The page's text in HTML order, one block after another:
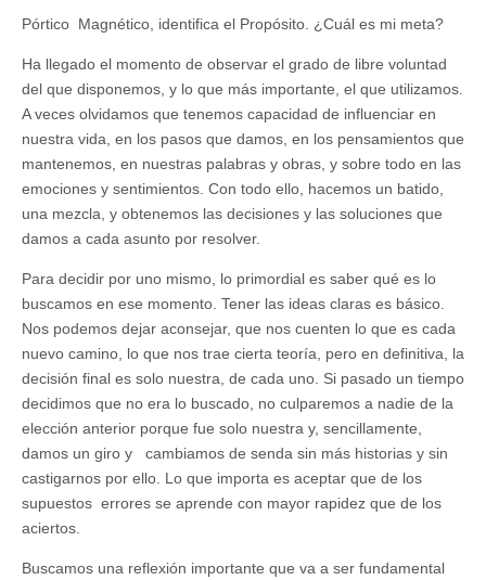
Pórtico Magnético, identifica el Propósito. ¿Cuál es mi meta?
Ha llegado el momento de observar el grado de libre voluntad
del que disponemos, y lo que más importante, el que utilizamos.
A veces olvidamos que tenemos capacidad de influenciar en
nuestra vida, en los pasos que damos, en los pensamientos que
mantenemos, en nuestras palabras y obras, y sobre todo en las
emociones y sentimientos. Con todo ello, hacemos un batido,
una mezcla, y obtenemos las decisiones y las soluciones que
damos a cada asunto por resolver.
Para decidir por uno mismo, lo primordial es saber qué es lo
buscamos en ese momento. Tener las ideas claras es básico.
Nos podemos dejar aconsejar, que nos cuenten lo que es cada
nuevo camino, lo que nos trae cierta teoría, pero en definitiva, la
decisión final es solo nuestra, de cada uno. Si pasado un tiempo
decidimos que no era lo buscado, no culparemos a nadie de la
elección anterior porque fue solo nuestra y, sencillamente,
damos un giro y cambiamos de senda sin más historias y sin
castigarnos por ello. Lo que importa es aceptar que de los
supuestos errores se aprende con mayor rapidez que de los
aciertos.
Buscamos una reflexión importante que va a ser fundamental